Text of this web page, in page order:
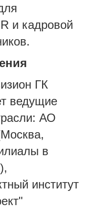
и кадровой
ГК
ведущие
АО
в
институт